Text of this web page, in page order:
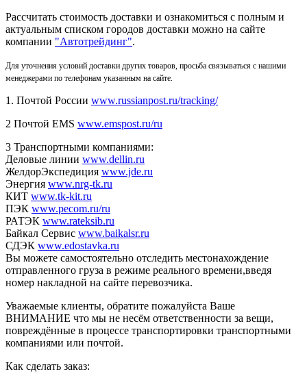
Рассчитать стоимость доставки и ознакомиться с полным и
актуальным списком городов доставки можно на сайте
компании "Автотрейдинг".
Для уточнения условий доставки других товаров, просьба связываться с нашими
менеджерами по телефонам указанным на сайте.
1. Почтой России www.russianpost.ru/tracking/
2 Почтой EMS www.emspost.ru/ru
3 Транспортными компаниями:
Деловые линии www.dellin.ru
ЖелдорЭкспедиция www.jde.ru
Энергия www.nrg-tk.ru
КИТ www.tk-kit.ru
ПЭК www.pecom.ru/ru
РАТЭК www.rateksib.ru
Байкал Сервис www.baikalsr.ru
СДЭК www.edostavka.ru
Вы можете самостоятельно отследить местонахождение
отправленного груза в режиме реального времени,введя
номер накладной на сайте перевозчика.
Уважаемые клиенты, обратите пожалуйста Ваше
ВНИМАНИЕ что мы не несём ответственности за вещи,
повреждённые в процессе транспортировки транспортными
компаниями или почтой.
Как сделать заказ: